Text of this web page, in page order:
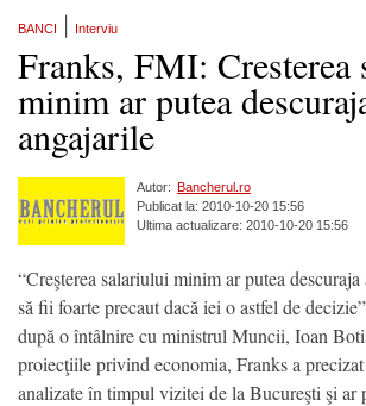
BANCI Interviu
Franks, FMI: Cresterea
minim ar putea
angajarile
Autor: Bancherul.ro
Publicat la: 2010-10-20 15:56
Ultima actualizare: 2010-10-20 15:56
“Creşterea salariului minim ar putea
să fii foarte precaut dacă iei o astfel de
după o întâlnire cu ministrul Muncii, Ioan
proiecţiile privind economia, Franks a precizat
analizate în timpul vizitei de la Bucureşti şi ar